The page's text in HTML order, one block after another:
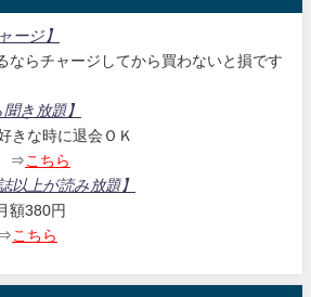
ージ 】
ならチャージしてから買わないと損です
聞き放題】
きな時に退会ＯＫ
⇒ こちら
以上が読み放題】
額380円
こちら